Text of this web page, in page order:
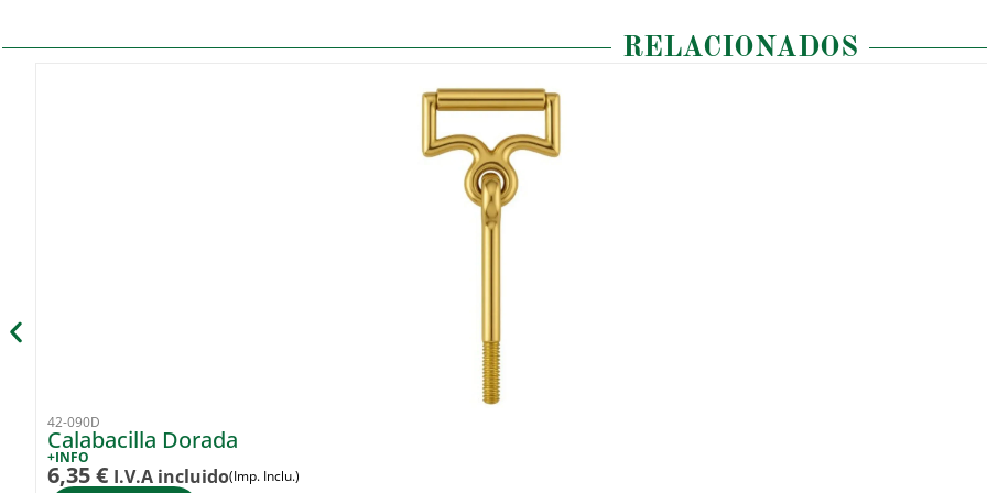
RELACIONADOS
42-090D
Calabacilla Dorada
+INFO
6,35€ I.V.A incluido(Imp. Inclu.)